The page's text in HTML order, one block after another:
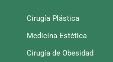
Cirugía Plástica
Medicina Estética
Cirugía de Obesidad